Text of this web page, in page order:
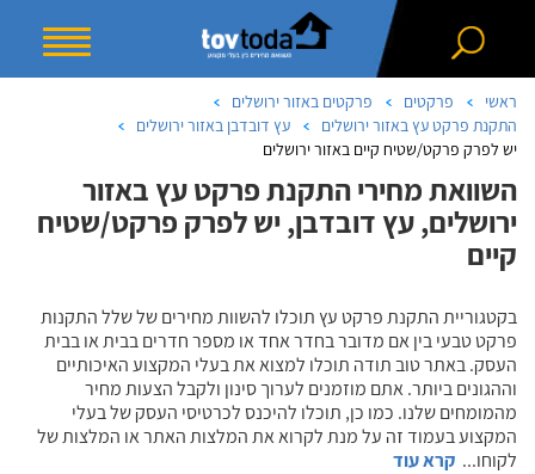
ראשי פרקטים
פרקטים באזור ירושלים
התקנת פרקט עץ באזור ירושלים
עץ דובדבן באזור ירושלים
יש לפרק פרקט/שטיח קיים באזור ירושלים
השוואת מחירי התקנת פרקט עץ באזור
ירושלים, עץ דובדבן, יש לפרק פרקט/שטיח
קיים
בקטגוריית התקנת פרקט עץ תוכלו להשוות מחירים של שלל התקנות
פרקט טבעי בין אם מדובר בחדר אחד או מספר חדרים בבית או בבית
העסק. באתר טוב תודה תוכלו למצוא את בעלי המקצוע האיכותיים
וההגונים ביותר. אתם מוזמנים לערוך סינון ולקבל הצעות מחיר
מהמומחים שלנו. כמו כן, תוכלו להיכנס לכרטיסי העסק של בעלי
המקצוע בעמוד זה על מנת לקרוא את המלצות האתר או המלצות של
לקוחו... קרא עוד